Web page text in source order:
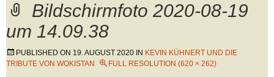
Bildschirmfoto 2020-08-19
um 14.09.38
PUBLISHED ON 19. AUGUST 2020 IN KEVIN KÜHNERT UND DIE
TRIBUTE VON WOKISTAN
FULL RESOLUTION (620 × 262)